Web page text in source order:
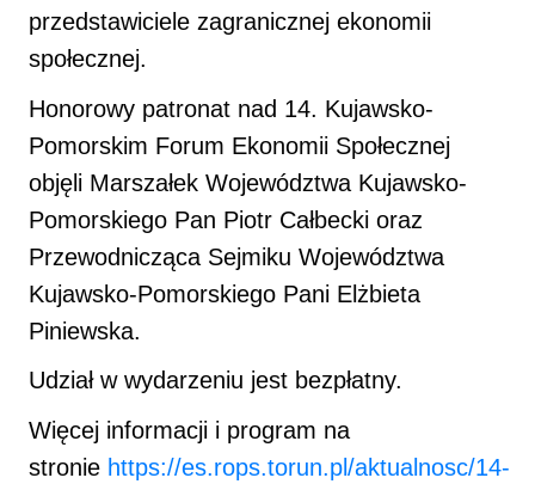
przedstawiciele zagranicznej ekonomii
społecznej.
Honorowy patronat nad 14. Kujawsko-
Pomorskim Forum Ekonomii Społecznej
objęli Marszałek Województwa Kujawsko-
Pomorskiego Pan Piotr Całbecki oraz
Przewodnicząca Sejmiku Województwa
Kujawsko-Pomorskiego Pani Elżbieta
Piniewska.
Udział w wydarzeniu jest bezpłatny.
Więcej informacji i program na
stronie https://es.rops.torun.pl/aktualnosc/14-